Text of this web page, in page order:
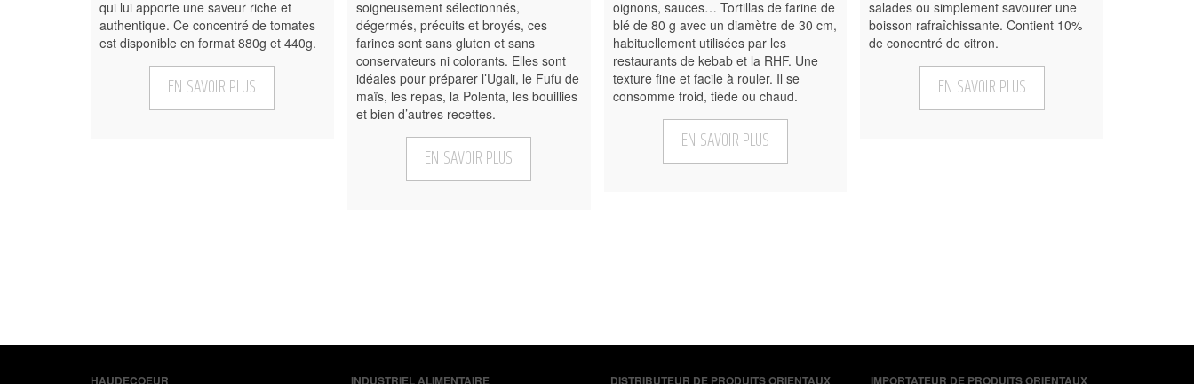
qui lui apporte une saveur riche et
authentique. Ce concentré de tomates
est disponible en format 880g et 440g.
EN SAVOIR PLUS
soigneusement sélectionnés,
dégermés, précuits et broyés, ces
farines sont sans gluten et sans
conservateurs ni colorants. Elles sont
idéales pour préparer l’Ugali, le Fufu de
maïs, les repas, la Polenta, les bouillies
et bien d’autres recettes.
EN SAVOIR PLUS
oignons, sauces… Tortillas de farine de
blé de 80 g avec un diamètre de 30 cm,
habituellement utilisées par les
restaurants de kebab et la RHF. Une
texture fine et facile à rouler. Il se
consomme froid, tiède ou chaud.
EN SAVOIR PLUS
salades ou simplement savourer une
boisson rafraîchissante. Contient 10%
de concentré de citron.
EN SAVOIR PLUS
HAUDECOEUR INDUSTRIEL ALIMENTAIRE DISTRIBUTEUR DE PRODUITS ORIENTAUX IMPORTATEUR DE PRODUITS ORIENTAUX